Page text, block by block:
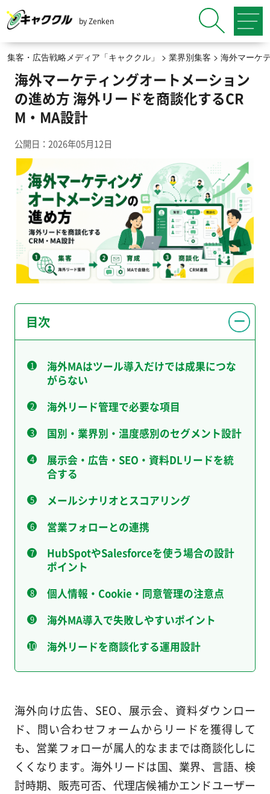
by Zenken
集客・広告戦略メディア「キャククル」 > 業界別集客 > 海外マーケ
海外マーケティングオートメーション
の進め方 海外リードを商談化するCR
M・MA設計
公開日：2026年05月12日
目次
海外MAはツール導入だけでは成果につな
がらない
海外リード管理で必要な項目
国別・業界別・温度感別のセグメント設計
展示会・広告・SEO・資料DLリードを統
合する
メールシナリオとスコアリング
営業フォローとの連携
HubSpotやSalesforceを使う場合の設計
ポイント
個人情報・Cookie・同意管理の注意点
海外MA導入で失敗しやすいポイント
海外リードを商談化する運用設計
海外向け広告、SEO、展示会、資料ダウンロー
ド、問い合わせフォームからリードを獲得して
も、営業フォローが属人的なままでは商談化しに
くくなります。海外リードは国、業界、言語、検
討時期、販売可否、代理店候補かエンドユーザー